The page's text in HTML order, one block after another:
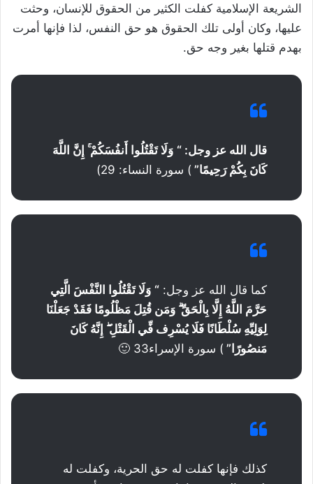
الشريعة الإسلامية كفلت الكثير من الحقوق للإنسان، وحثت
عليها، وكان أولى تلك الحقوق هو حق النفس، لذا فإنها أمرت
بهدم قتلها بغير وجه حق.
قال الله عز وجل: “ وَلَا تَقْتُلُوا أَنفُسَكُمْ ۚ إِنَّ اللَّهَ
كَانَ بِكُمْ رَحِيمًا” ) سورة النساء: 29)
كما قال الله عز وجل: “ وَلَا تَقْتُلُوا النَّفْسَ الَّتِي
حَرَّمَ اللَّهُ إِلَّا بِالْحَقِّ ۗ وَمَن قُتِلَ مَظْلُومًا فَقَدْ جَعَلْنَا
لِوَلِيِّهِ سُلْطَانًا فَلَا يُسْرِف فِّي الْقَتْلِ ۖ إِنَّهُ كَانَ
مَنصُورًا” ) سورة الإسراء33 🙂
كذلك فإنها كفلت له حق الحرية، وكفلت له